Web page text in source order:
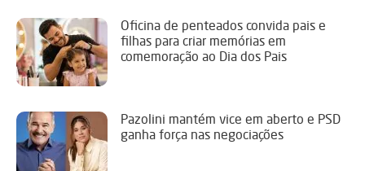
Oficina de penteados convida pais e
filhas para criar memórias em
comemoração ao Dia dos Pais
Pazolini mantém vice em aberto e PSD
ganha força nas negociações